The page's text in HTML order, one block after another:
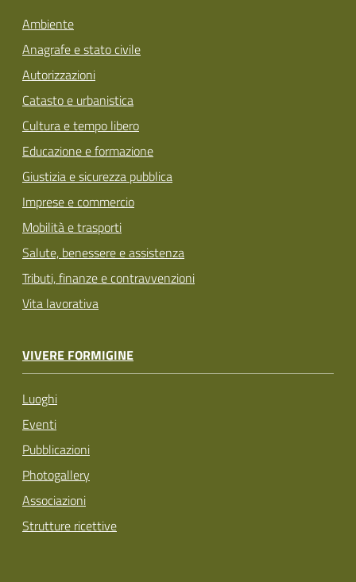
Ambiente
Anagrafe e stato civile
Autorizzazioni
Catasto e urbanistica
Cultura e tempo libero
Educazione e formazione
Giustizia e sicurezza pubblica
Imprese e commercio
Mobilità e trasporti
Salute, benessere e assistenza
Tributi, finanze e contravvenzioni
Vita lavorativa
VIVERE FORMIGINE
Luoghi
Eventi
Pubblicazioni
Photogallery
Associazioni
Strutture ricettive